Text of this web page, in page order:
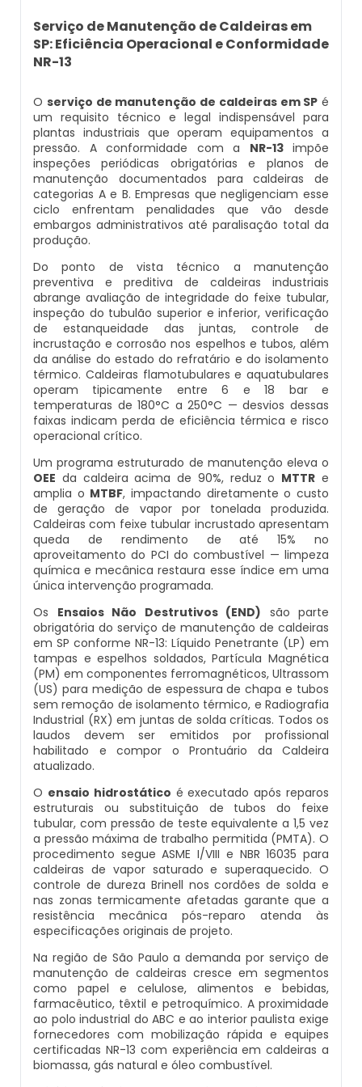
Caldeira Flamotubular Vertical
Caldeira Fogotubular Horizontal
Caldeira Fogotubular Vertical
Caldeira Horizontal
Caldeira Industrial
Caldeira Industrial A Gás
Caldeira Industrial A Lenha
Caldeira Industrial Preço
Caldeira Vertical
Caldeiraria De Fabricação E Montagem Industrial
Caldeiraria E Montagem Industrial
Caldeiraria Industrial
Caldeiraria Pesada
Caldeiras De Recuperação De Calor Sensivel
Caldeiras E Aquecedores
Caldeiras E Vasos De Pressão
Comprar Caldeira
Controle E Automação De Caldeiras
Curso De Segurança Na Operação De Caldeiras
Curso Operação De Caldeira
Curso Treinamento De Segurança Na Operação
Caldeiras
Economizador Para Caldeiras
Empresa De Serviços Caldeiraria
Fabricante De Tubos Para Caldeira
Inspeção De Caldeiras
Inspeção De Caldeiras E Vasos De Pressão
Inspeção De Caldeiras Flamotubulares
Inspeção De Caldeiras Preço
Inspeção De Caldeiras Profissional Habilitado
Inspeção De Integridade De Caldeiras
Inspeção De Integridade Em Caldeiras
Inspeção De Segurança Caldeira
Inspeção De Segurança De Caldeiras
Inspeção De Segurança Em Caldeiras
Inspeção De Segurança Em Caldeiras E Vasos De
Pressão
Inspeção De Segurança Em Vasos De Pressão
Inspeção Dimensional De Caldeiraria
Inspeção Dimensional De Caldeiraria E Tubulação
Inspeção Em Caldeiras
Inspeção Em Caldeiras Aquatubulares
Inspeção Nas Caldeiras
Inspeção Periodica Em Caldeiras
Manutenção E Inspeção De Caldeiras
Plano De Inspeção De Caldeiras
Prestadores De Serviços Em Inspeção De
Profissionais Para Inspecionar Caldeiras
Profissionais Que Inspecionam Caldeiras
Empresas De Caldeiraria E Montagem Industrial
Manutenção De Caldeiras
Manutenção De Caldeiras A Gásoleo
Manutenção De Caldeiras A Lenha
Manutenção De Caldeiras A Vapor
Manutenção De Caldeiras E Aquecedores
Manutenção De Caldeiras Em Sp
Manutenção De Caldeiras Industriais
Manutenção Em Caldeiras De Alta Pressão
Manutenção Preventiva Caldeiras
Montagem Caldeiras
Montagem De Caldeiras
Montagem De Caldeiras A Vapor
Montagem De Caldeiras Preço
Montagem De Caldeiras A Gás
Montagem De Caldeiras A Lenha
Montagem De Caldeiras A Pellets
Montagem De Caldeiras De Aquecimento
Montagem De Caldeiras Empresa
Preço Montagem De Caldeira A Gás
Preço Montagem De Caldeira A Lenha
Preço Montagem De Caldeira A Vapor
Preço Montagem De Caldeira De Aquecimento
Preço Montagem De Caldeira Gás Natural
Caldeira A Vapor Para Cozinha Industrial
Caldeira A Vapor Pequena
Caldeira A Vapor Preço
Caldeira A Vapor Vertical
Caldeira De Vapor
Caldeira De Vapor A Gás
Caldeira De Vapor A Venda
Caldeira De Vapor Eletrica
Caldeira Em Vapor
Caldeira Geradora De Vapor A Lenha
Caldeira Locomotiva A Vapor
Caldeira Usada A Venda
Caldeira Vapor A Lenha
Compra E Venda De Caldeiras Usadas
Comprar Caldeira A Vapor
Comprar Caldeira De Vapor
Distribuidor De Caldeira A Vapor
Empresa De Caldeira A Vapor
Fabrica De Caldeira A Vapor
Fabricante De Caldeira A Vapor
Ferro Com Caldeira A Vapor
Fornecedor De Caldeira A Vapor
Onde Comprar Caldeira A Vapor
Peças Para Caldeira A Vapor
Caldeira A Gás Preço
Caldeira A Gás Usada
Caldeira A Gás Vulcano
Caldeira De Aquecimento A Gás
Caldeira De Aquecimento Central A Gás
Caldeira Mural A Gás
Caldeira Mural A Gás Preço
Caldeira Mural A Gás Roca
Comprar Caldeira A Gás
Cotação De Caldeira A Gás
Distribuidor De Caldeira A Gás
Empresa De Caldeira A Gás
Empresa De Manutenção De Caldeira A Gás
Fornecedor De Caldeira A Gás
Manutenção De Caldeira A Gás
Onde Comprar Caldeira A Gás
Peças Para Caldeira A Gás
Queimador De Caldeira A Gás
Queimador Para Caldeira A Gás
Serviço De Manutenção Caldeira A Gás
Valor Caldeira A Gás
Venda Caldeira A Gás
Peças De Caldeiras
Melhor Caldeira Gás Natural
Serviço de Manutenção de Caldeiras em
SP: Eficiência Operacional e Conformidade
NR-13
O serviço de manutenção de caldeiras em SP é
um requisito técnico e legal indispensável para
plantas industriais que operam equipamentos a
pressão. A conformidade com a NR-13impõe
inspeções periódicas obrigatórias e planos de
manutenção documentados para caldeiras de
categorias A e B. Empresas que negligenciam esse
ciclo enfrentam penalidades que vão desde
embargos administrativos até paralisação total da
produção.
Do ponto de vista técnico a manutenção
preventiva e preditiva de caldeiras industriais
abrange avaliação de integridade do feixe tubular,
inspeção do tubulão superior e inferior, verificação
de estanqueidade das juntas, controle de
incrustação e corrosão nos espelhos e tubos, além
da análise do estado do refratário e do isolamento
térmico. Caldeiras flamotubulares e aquatubulares
operam tipicamente entre 6 e 18 bar e
temperaturas de 180°C a 250°C — desvios dessas
faixas indicam perda de eficiência térmica e risco
operacional crítico.
Um programa estruturado de manutenção eleva o
OEE da caldeira acima de 90%, reduz o MTTR e
amplia o MTBF, impactando diretamente o custo
de geração de vapor por tonelada produzida.
Caldeiras com feixe tubular incrustado apresentam
queda de rendimento de até 15% no
aproveitamento do PCI do combustível — limpeza
química e mecânica restaura esse índice em uma
única intervenção programada.
Os Ensaios Não Destrutivos (END) são parte
obrigatória do serviço de manutenção de caldeiras
em SP conforme NR-13: Líquido Penetrante (LP) em
tampas e espelhos soldados, Partícula Magnética
(PM) em componentes ferromagnéticos, Ultrassom
(US) para medição de espessura de chapa e tubos
sem remoção de isolamento térmico, e Radiografia
Industrial (RX) em juntas de solda críticas. Todos os
laudos devem ser emitidos por profissional
habilitado e compor o Prontuário da Caldeira
atualizado.
O ensaio hidrostático é executado após reparos
estruturais ou substituição de tubos do feixe
tubular, com pressão de teste equivalente a 1,5 vez
a pressão máxima de trabalho permitida (PMTA). O
procedimento segue ASME I/VIII e NBR 16035 para
caldeiras de vapor saturado e superaquecido. O
controle de dureza Brinell nos cordões de solda e
nas zonas termicamente afetadas garante que a
resistência mecânica pós-reparo atenda às
especificações originais de projeto.
Na região de São Paulo a demanda por serviço de
manutenção de caldeiras cresce em segmentos
como papel e celulose, alimentos e bebidas,
farmacêutico, têxtil e petroquímico. A proximidade
ao polo industrial do ABC e ao interior paulista exige
fornecedores com mobilização rápida e equipes
certificadas NR-13 com experiência em caldeiras a
biomassa, gás natural e óleo combustível.